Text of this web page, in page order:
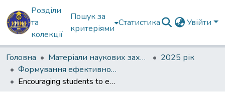
Розділи
та
колекції
Пошук за
критеріями
Статистика Увійти
Головна Матеріали наукових заходів
2025 рік
Формування ефективності професійної мовної комунікації в умовах інформаційної агресії
Encouraging students to express opinions in English language teaching